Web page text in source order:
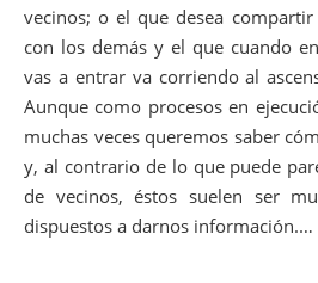
vecinos; o el que desea
con los demás y el que cuando
vas a entrar va corriendo al
Aunque como procesos en
muchas veces queremos saber
y, al contrario de lo que puede
de vecinos, éstos suelen ser
dispuestos a darnos información.…